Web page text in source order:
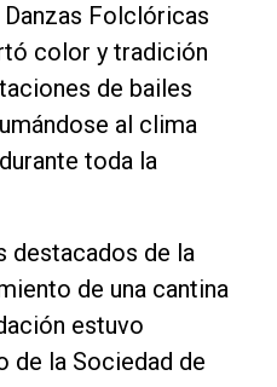
Folclóricas
color y tradición
de bailes
al clima
toda la
destacados de la
de una cantina
estuvo
de la Sociedad de